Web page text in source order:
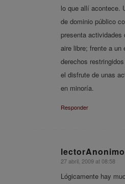
lo que allí acontece.
de dominio público
presenta actividades
aire libre; frente a un
derechos
el disfrute de unas
en minoría.
Responder
lectorAnonimo
says:
27 abril, 2009 at 08:58
Lógicamente hay